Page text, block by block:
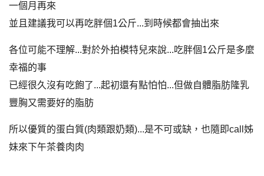
一個月再來
並且建議我可以再吃胖個1公斤...到時候都會抽出來
各位可能不理解...對於外拍模特兒來說...吃胖個1公斤是多麼
幸福的事
已經很久沒有吃飽了...起初還有點怕怕...但做自體脂肪隆乳
豐胸又需要好的脂肪
所以優質的蛋白質(肉類跟奶類)...是不可或缺，也隨即call姊
妹來下午茶養肉肉